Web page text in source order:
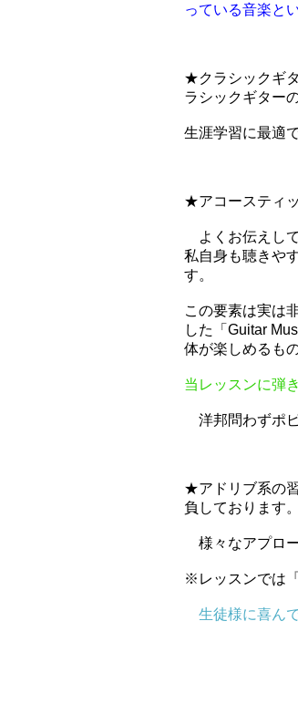
っている音楽と
★クラシックギ
ラシックギター
生涯学習に最適
★アコースティ
よくお伝えし
私自身も聴きや
す。
この要素は実は
した「Guitar
体が楽しめるも
当レッスンに弾
洋邦問わずポ
★アドリブ系の
負しております。
様々なアプロ
※レッスンでは
生徒様に喜ん